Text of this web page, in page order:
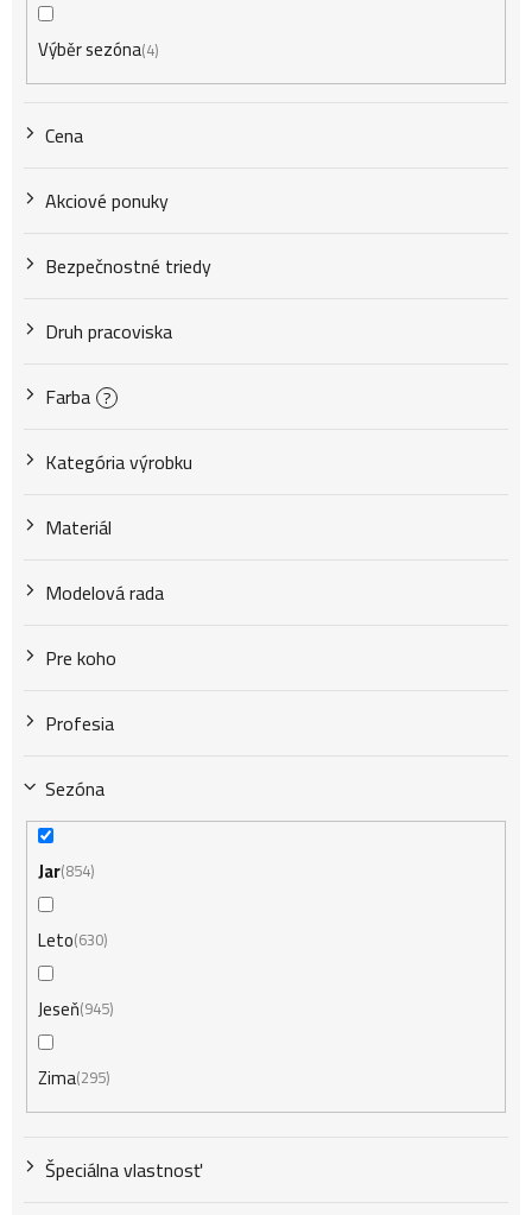
o
d
u
k
o
v
Výběr sezóna 4
Cena
Akciové ponuky
Bezpečnostné triedy
Druh pracoviska
Farba ?
Kategória výrobku
Materiál
Modelová rada
Pre koho
Profesia
Sezóna
Jar 854
Leto 630
Jeseň 945
Zima 295
Špeciálna vlastnosť